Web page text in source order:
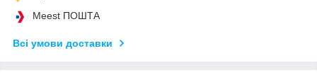
Meest ПОШТА
Всі умови доставки